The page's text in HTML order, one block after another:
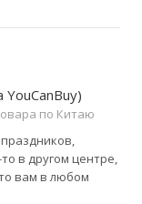
по Китаю
в другом центре,
вам в любом